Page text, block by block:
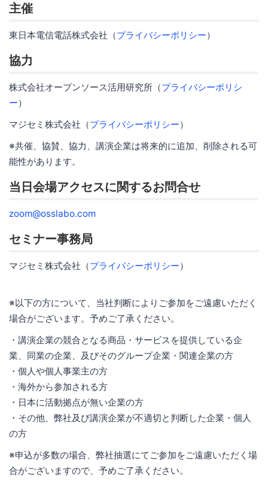
主催
東日本電信電話株式会社（プライバシーポリシー）
協力
株式会社オープンソース活用研究所（プライバシーポリシ
ー）
マジセミ株式会社（プライバシーポリシー）
※共催、協賛、協力、講演企業は将来的に追加、削除される可
能性があります。
当日会場アクセスに関するお問合せ
zoom@osslabo.com
セミナー事務局
マジセミ株式会社（プライバシーポリシー）
※以下の方について、当社判断によりご参加をご遠慮いただく
場合がございます。予めご了承ください。
・講演企業の競合となる商品・サービスを提供している企
業、同業の企業、及びそのグループ企業・関連企業の方
・個人や個人事業主の方
・海外から参加される方
・日本に活動拠点が無い企業の方
・その他、弊社及び講演企業が不適切と判断した企業・個人
の方
※申込が多数の場合、弊社抽選にてご参加をご遠慮いただく場
合がございますので、予めご了承ください。